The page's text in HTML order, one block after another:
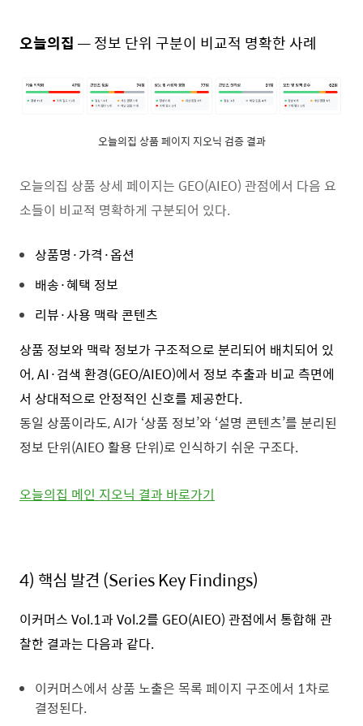
오늘의집 —정보 단위 구분이 비교적 명확한 사례
오늘의집 상품 페이지 지오닉 검증 결과
오늘의집 상품 상세 페이지는 GEO(AIEO) 관점에서 다음 요
소들이 비교적 명확하게 구분되어 있다.
상품명·가격·옵션
배송·혜택 정보
리뷰·사용 맥락 콘텐츠
상품 정보와 맥락 정보가 구조적으로 분리되어 배치되어 있
어, AI·검색 환경(GEO/AIEO)에서 정보 추출과 비교 측면에
서 상대적으로 안정적인 신호를 제공한다.
동일 상품이라도, AI가 ‘상품 정보’와 ‘설명 콘텐츠’를 분리된
정보 단위(AIEO 활용 단위)로 인식하기 쉬운 구조다.
오늘의집 메인 지오닉 결과 바로가기
4) 핵심 발견 (Series Key Findings)
이커머스 Vol.1과 Vol.2를 GEO(AIEO) 관점에서 통합해 관
찰한 결과는 다음과 같다.
이커머스에서 상품 노출은 목록 페이지 구조에서 1차로
결정된다.